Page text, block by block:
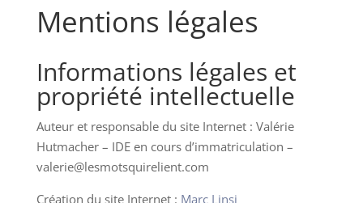
Mentions légales
Informations légales et
propriété intellectuelle
Auteur et responsable du site Internet : Valérie
Hutmacher – IDE en cours d’immatriculation –
valerie@lesmotsquirelient.com
Création du site Internet : Marc Linsi